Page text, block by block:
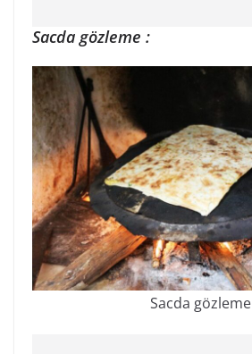
Sacda gözleme :
Sacda gözleme